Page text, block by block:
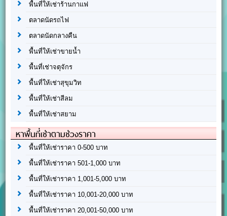
พื้นที่ให้เช่าร้านกาแฟ
ตลาดนัดรถไฟ
ตลาดนัดกลางคืน
พื้นที่ให้เช่าขายน้ำ
พื้นที่เช่าจตุจักร
พื้นที่ให้เช่าสุขุมวิท
พื้นที่ให้เช่าสีลม
พื้นที่ให้เช่าสยาม
หาพื้นที่เช่าตามช่วงราคา
พื้นที่ให้เช่าราคา 0-500 บาท
พื้นที่ให้เช่าราคา 501-1,000 บาท
พื้นที่ให้เช่าราคา 1,001-5,000 บาท
พื้นที่ให้เช่าราคา 10,001-20,000 บาท
พื้นที่ให้เช่าราคา 20,001-50,000 บาท